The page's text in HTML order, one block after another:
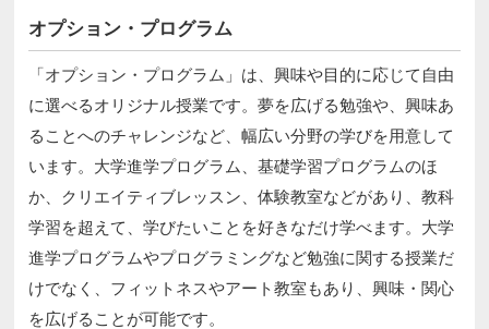
オプション・プログラム
「オプション・プログラム」は、興味や目的に応じて自由
に選べるオリジナル授業です。夢を広げる勉強や、興味あ
ることへのチャレンジなど、幅広い分野の学びを用意して
います。大学進学プログラム、基礎学習プログラムのほ
か、クリエイティブレッスン、体験教室などがあり、教科
学習を超えて、学びたいことを好きなだけ学べます。大学
進学プログラムやプログラミングなど勉強に関する授業だ
けでなく、フィットネスやアート教室もあり、興味・関心
を広げることが可能です。